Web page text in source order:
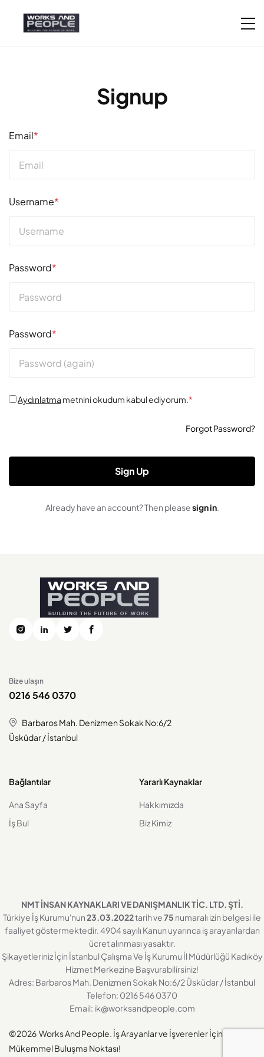
Signup
Email*
Username*
Password*
Password*
Aydınlatma metnini okudum kabul ediyorum.*
Forgot Password?
Sign Up
Already have an account? Then pleasesign in.
Bize ulaşın
0216 546 0370
Barbaros Mah. Denizmen Sokak No:6/2
Üsküdar / İstanbul
Bağlantılar
Ana Sayfa
İş Bul
Yararlı Kaynaklar
Hakkımızda
Biz Kimiz
NMT İNSAN KAYNAKLARI VE DANIŞMANLIK TİC. LTD. ŞTİ.
Türkiye İş Kurumu'nun23.03.2022tarih ve75 numaralı izin belgesi ile
faaliyet göstermektedir. 4904 sayılı Kanun uyarınca iş arayanlardan
ücret alınması yasaktır.
Şikayetleriniz İçin İstanbul Çalışma Ve İş Kurumu İl Müdürlüğü Kadıköy
Hizmet Merkezine Başvurabilirsiniz!
Adres: Barbaros Mah. Denizmen Sokak No:6/2 Üsküdar / İstanbul
Telefon: 0216 546 0370
Email: ik@worksandpeople.com
©2026 Works And People. İş Arayanlar ve İşverenler İçin
Mükemmel Buluşma Noktası!